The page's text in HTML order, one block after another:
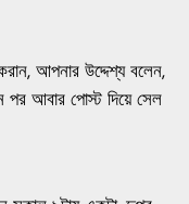
আপনার উদ্দেশ্য বলেন,
পর আবার পোস্ট দিয়ে সেল